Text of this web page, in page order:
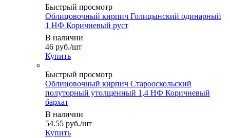
Быстрый просмотр
Облицовочный кирпич Голицынский одинарный
1 НФ Коричневый руст
В наличии
46 руб./шт
Купить
Быстрый просмотр
Облицовочный кирпич Старооскольский
полуторный утолщенный 1,4 НФ Коричневый
бархат
В наличии
54.55 руб./шт
Купить